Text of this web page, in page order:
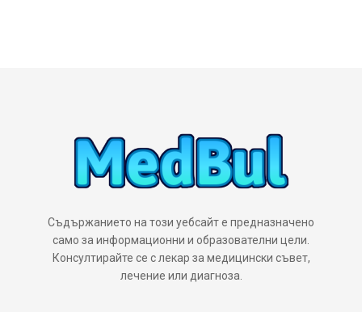
Съдържанието на този уебсайт е предназначено
само за информационни и образователни цели.
Консултирайте се с лекар за медицински съвет,
лечение или диагноза.